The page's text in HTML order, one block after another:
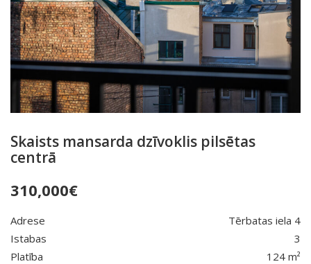
Skaists mansarda dzīvoklis pilsētas
centrā
310,000€
Adrese
Tērbatas iela 4
Istabas
3
Platība
124 m²